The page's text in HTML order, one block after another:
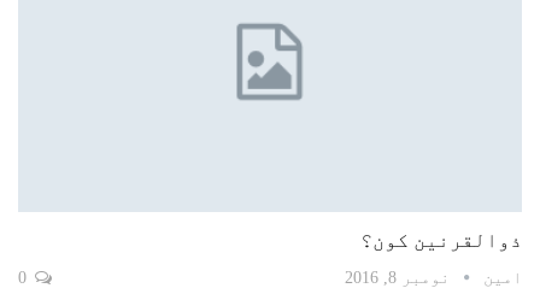
ذوالقرنین کون؟
امین نومبر 8, 2016